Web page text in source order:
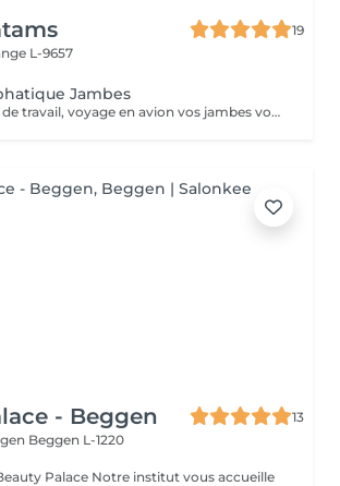
19
L-9657
Jambes
Chaleur, position de travail, voyage en avion vos jambes vous font souffrir, gonfle. Offrez leurs un soin qui favorise la circulation et allège cette sensation de lourdeur.
- Beggen
13
Beggen L-1220
institut vous accueille